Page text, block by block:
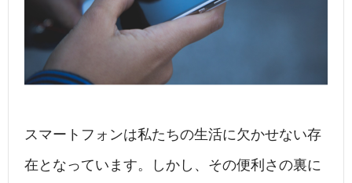
スマートフォンは私たちの生活に欠かせない存
在となっています。しかし、その便利さの裏に